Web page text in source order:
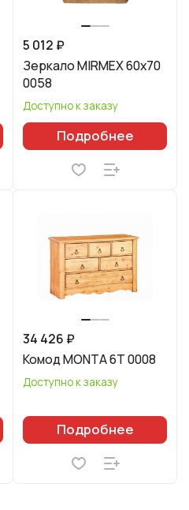
5 012 ₽
Зеркало MIRMEX 60x70
0058
Доступно к заказу
Подробнее
34 426 ₽
Комод MONTA 6T 0008
Доступно к заказу
Подробнее